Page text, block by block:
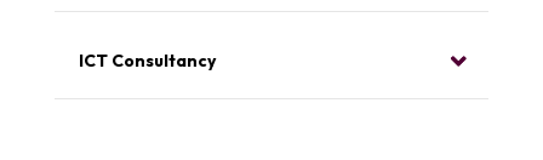
ICT Consultancy